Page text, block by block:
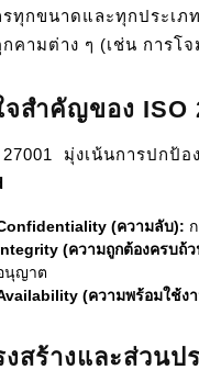
มั่
ป
รทุกขนาดและทุกประเ
กคามต่าง ๆ (เช่น การโ
จสำคัญของ ISO
มุ่งเน้นการปกป้
(ความลับ):
(ความถูกต้องครบถ้
นุญาต
(ความพร้อมใช้ง
สร้างและส่วนป